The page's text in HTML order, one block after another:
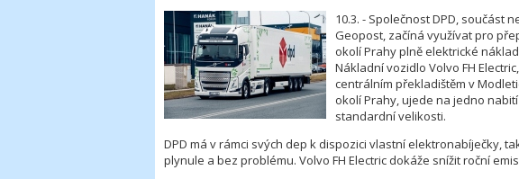
10.3. - Společnost DPD, součást
Geopost, začíná využívat pro
okolí Prahy plně elektrické
Nákladní vozidlo Volvo FH
centrálním překladištěm v
okolí Prahy, ujede na jedno
standardní velikosti.
DPD má v rámci svých dep k dispozici vlastní elektronabíječky,
plynule a bez problému. Volvo FH Electric dokáže snížit roční